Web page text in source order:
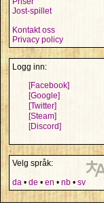
Jost-spillet
Kontakt oss
Privacy policy
Logg inn:
[Facebook]
[Google]
[Twitter]
[Steam]
[Discord]
Velg språk:
da • de • en • nb • sv